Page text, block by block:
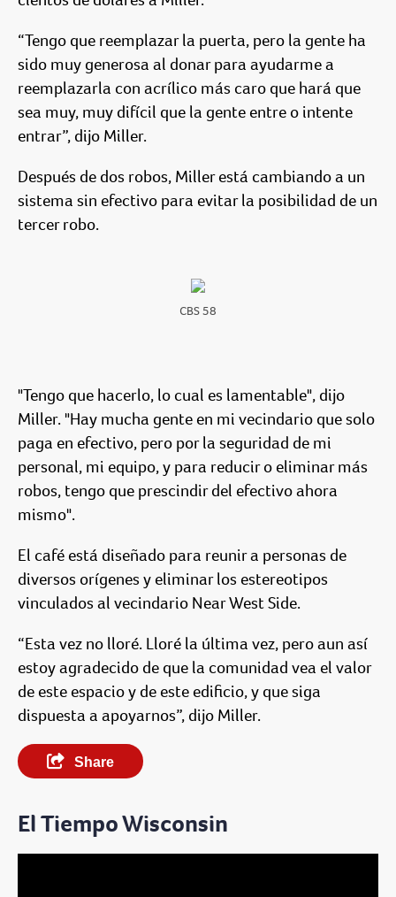
“Tengo que reemplazar la puerta, pero la gente ha
sido muy generosa al donar para ayudarme a
reemplazarla con acrílico más caro que hará que
sea muy, muy difícil que la gente entre o intente
entrar”, dijo Miller.
Después de dos robos, Miller está cambiando a un
sistema sin efectivo para evitar la posibilidad de un
tercer robo.
CBS 58
"Tengo que hacerlo, lo cual es lamentable", dijo
Miller. "Hay mucha gente en mi vecindario que solo
paga en efectivo, pero por la seguridad de mi
personal, mi equipo, y para reducir o eliminar más
robos, tengo que prescindir del efectivo ahora
mismo".
El café está diseñado para reunir a personas de
diversos orígenes y eliminar los estereotipos
vinculados al vecindario Near West Side.
“Esta vez no lloré. Lloré la última vez, pero aun así
estoy agradecido de que la comunidad vea el valor
de este espacio y de este edificio, y que siga
dispuesta a apoyarnos”, dijo Miller.
Share
El Tiempo Wisconsin